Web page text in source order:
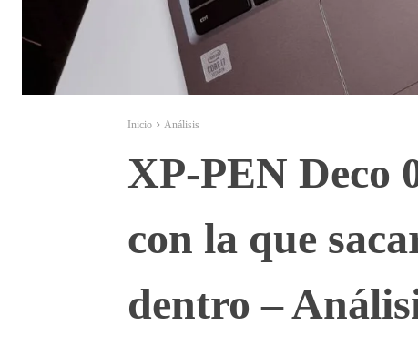
Inicio Análisis
XP-PEN Deco
con la que
dentro –